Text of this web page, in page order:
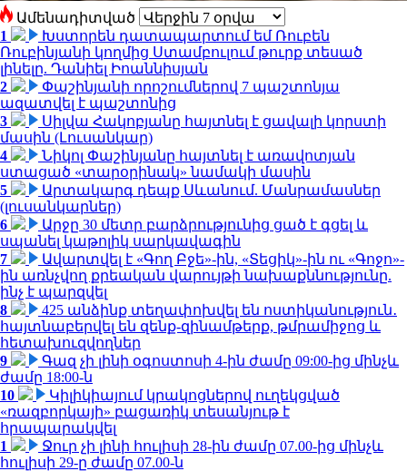
Ամենադիտված
1
Խստորեն դատապարտում եմ Ռուբեն
Ռուբինյանի կողմից Ստամբուլում թուրք տեսած
լինելը. Դանիել Իոաննիսյան
2
Փաշինյանի որոշումներով 7 պաշտոնյա
ազատվել է պաշտոնից
3
Սիլվա Հակոբյանը հայտնել է ցավալի կորստի
մասին (Լուսանկար)
4
Նիկոլ Փաշինյանը հայտնել է առավոտյան
ստացած «տարօրինակ» նամակի մասին
5
Արտակարգ դեպք Սևանում. Մանրամասներ
(լուսանկարներ)
6
Արջը 30 մետր բարձրությունից ցած է գցել և
սպանել կաթոլիկ սարկավագին
7
Ավարտվել է «Գող Բջե»-ին, «Տեցիկ»-ին ու «Գոջո»-
ին առնչվող քրեական վարույթի նախաքննությունը.
ինչ է պարզվել
8
425 անձինք տեղափոխվել են ոստիկանություն․
հայտնաբերվել են զենք-զինամթերք, թմրամիջոց և
հետախուզվողներ
9
Գազ չի լինի օգոստոսի 4-ին ժամը 09:00-ից մինչև
ժամը 18:00-ն
10
Կիլիկիայում կրակոցներով ուղեկցված
«ռազբորկայի» բացառիկ տեսանյութ է
հրապարակվել
1
Ջուր չի լինի հուլիսի 28-ին ժամը 07.00-ից մինչև
հուլիսի 29-ը ժամը 07.00-ն